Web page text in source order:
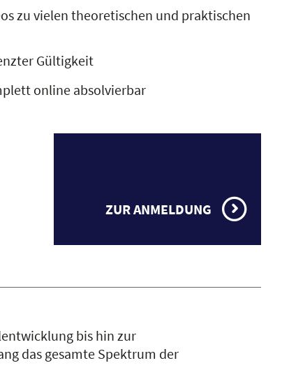
zu vielen theoretischen und praktischen
Gültigkeit
online absolvierbar
ZUR ANMELDUNG
bis hin zur
das gesamte Spektrum der